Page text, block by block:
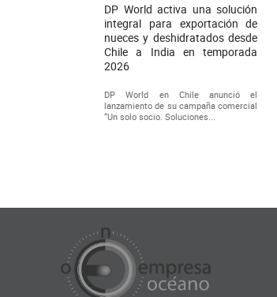
DP World activa una solución
integral para exportación de
nueces y deshidratados desde
Chile a India en temporada
2026
DP World en Chile anunció el
lanzamiento de su campaña comercial
“Un solo socio. Soluciones...